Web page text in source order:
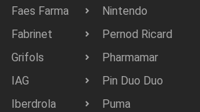
Faes Farma
Fabrinet
Grifols
IAG
Iberdrola
Nintendo
Pernod Ricard
Pharmamar
Pin Duo Duo
Puma